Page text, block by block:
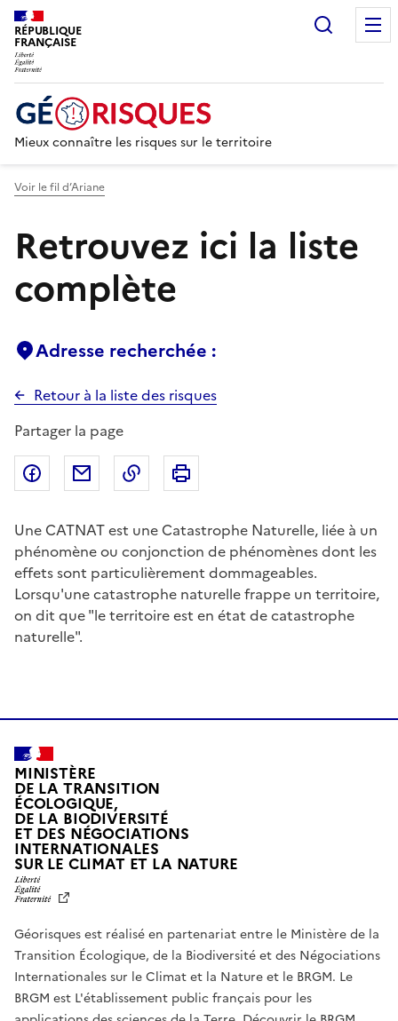
RÉPUBLIQUE
FRANÇAISE
Mieux connaître les risques sur le territoire
Voir le fil d’Ariane
Retrouvez ici la liste
complète
Adresse recherchée :
Retour à la liste des risques
Partager la page
Partager sur Facebook
Partager par emailCopier dans le presse-papier
Une CATNAT est une Catastrophe Naturelle, liée à un
phénomène ou conjonction de phénomènes dont les
effets sont particulièrement dommageables.
Lorsqu'une catastrophe naturelle frappe un territoire,
on dit que "le territoire est en état de catastrophe
naturelle".
MINISTÈRE
DE LA TRANSITION
ÉCOLOGIQUE,
DE LA BIODIVERSITÉ
ET DES NÉGOCIATIONS
INTERNATIONALES
SUR LE CLIMAT ET LA NATUREL
T
É
,
É
G
A
Géorisques est réalisé en partenariat entre le Ministère de la
Transition Écologique, de la Biodiversité et des Négociations
Internationales sur le Climat et la Nature et le BRGM. Le
BRGM est L'établissement public français pour les